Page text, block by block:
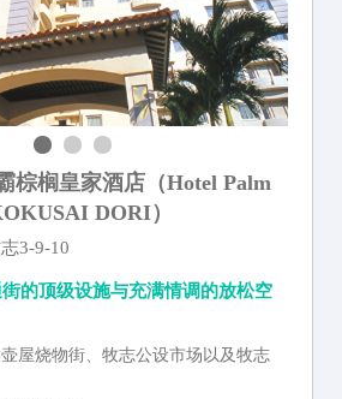
棕榈皇家酒店（Hotel Palm
DORI）
3-9-10
街的顶级设施与充满情调的放松空
屋烧物街、牧志公设市场以及牧志